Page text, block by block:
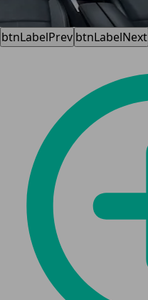
btnLabelPrev btnLabelNext